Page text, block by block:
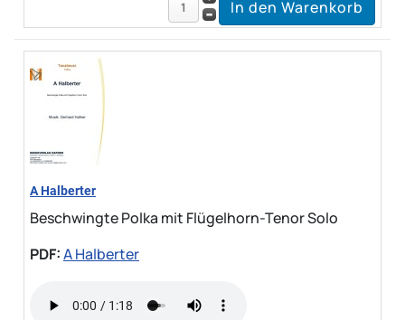
A Halberter
Beschwingte Polka mit Flügelhorn-Tenor Solo
PDF:A Halberter